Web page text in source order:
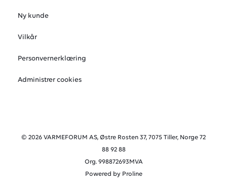
Ny kunde
Vilkår
Personvernerklæring
Administrer cookies
© 2026 VARMEFORUM AS, Østre Rosten 37, 7075 Tiller, Norge 72
88 92 88
Org. 998872693MVA
Powered by Proline